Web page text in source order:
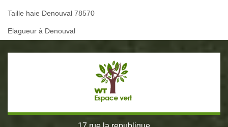
Taille haie Denouval 78570
Elagueur à Denouval